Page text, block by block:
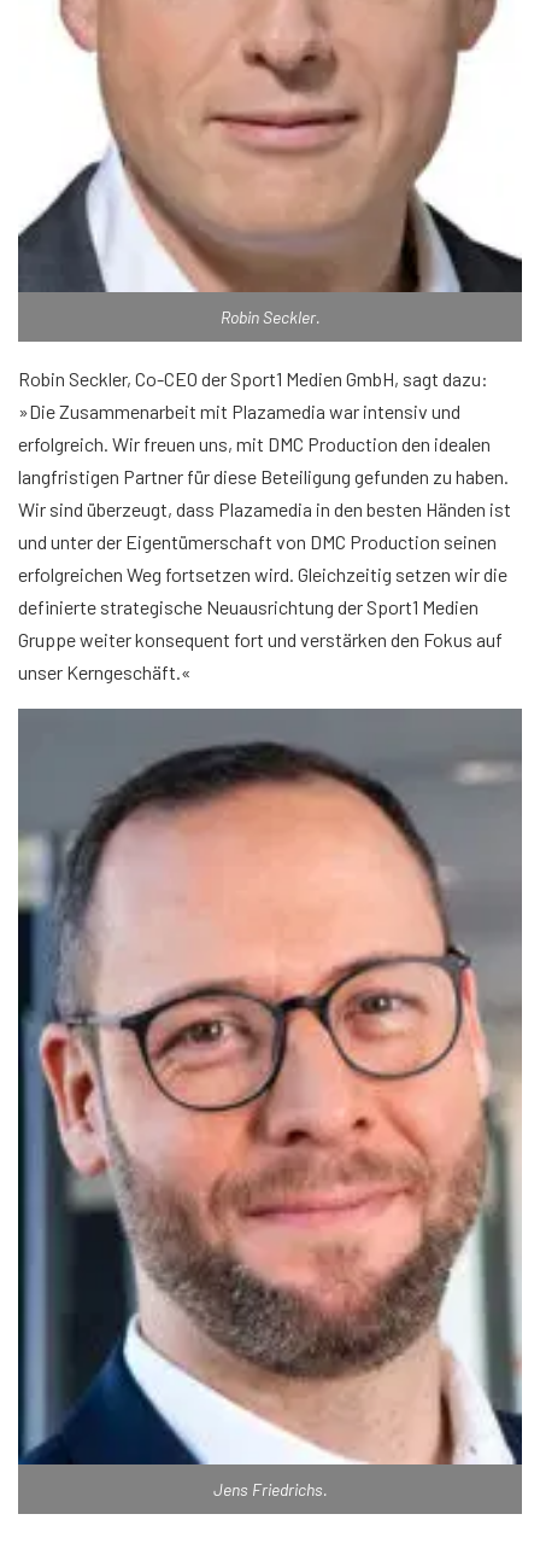
Robin Seckler.
Robin Seckler, Co-CEO der Sport1 Medien GmbH, sagt dazu:
»Die Zusammenarbeit mit Plazamedia war intensiv und
erfolgreich. Wir freuen uns, mit DMC Production den idealen
langfristigen Partner für diese Beteiligung gefunden zu haben.
Wir sind überzeugt, dass Plazamedia in den besten Händen ist
und unter der Eigentümerschaft von DMC Production seinen
erfolgreichen Weg fortsetzen wird. Gleichzeitig setzen wir die
definierte strategische Neuausrichtung der Sport1 Medien
Gruppe weiter konsequent fort und verstärken den Fokus auf
unser Kerngeschäft.«
Jens Friedrichs.